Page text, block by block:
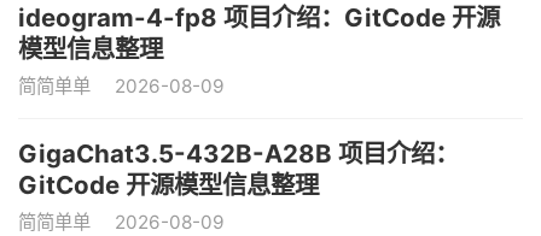
ideogram-4-fp8 项目介绍：GitCode 开源
模型信息整理
简简单单 2026-08-09
GigaChat3.5-432B-A28B 项目介绍：
GitCode 开源模型信息整理
简简单单 2026-08-09